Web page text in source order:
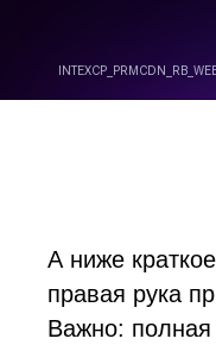
А ниже
правая рука
Важно: полная